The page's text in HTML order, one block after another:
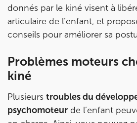
donnés par le kiné visent à
articulaire de l’enfant, et
conseils pour améliorer sa
Problèmes moteurs
kiné
Plusieurs troubles du
psychomoteur de l’enfant
Prenez RDV sur
Prenez RDV sur
IK SAINT-GERMAIN
01 43 25 10 20
Prenez RDV sur